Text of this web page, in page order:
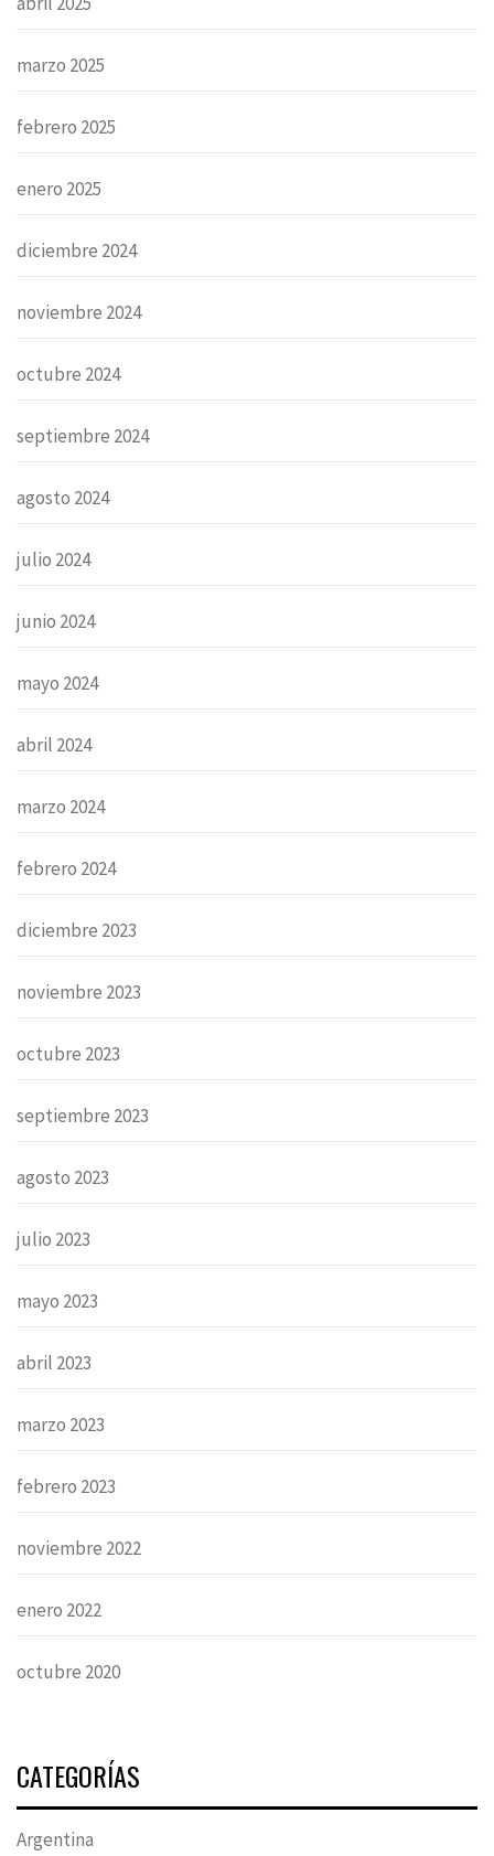
marzo 2025
febrero 2025
enero 2025
diciembre 2024
noviembre 2024
octubre 2024
septiembre 2024
agosto 2024
julio 2024
junio 2024
mayo 2024
abril 2024
marzo 2024
febrero 2024
diciembre 2023
noviembre 2023
octubre 2023
septiembre 2023
agosto 2023
julio 2023
mayo 2023
abril 2023
marzo 2023
febrero 2023
noviembre 2022
enero 2022
octubre 2020
CATEGORÍAS
Argentina